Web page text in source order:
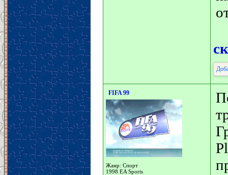
FIFA 99
Жанр: Спорт
1998 EA Sports